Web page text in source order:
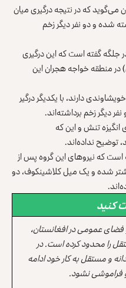
می‌گوید که در نتیجه درگیری میان
شده و دو نفر دیگر زخم
جلگه گفته است که این درگیری
امروز (دوشنبه، ۱۹ قوس) در منطقه خواجه هجران این
دارند، با یکدیگر درگیر
دیگر زخم برداشته‌اند.
انگیزه تنش و این که
توضیح نداده‌اند.
است که نیروهای این گروه پس از
شده و یک میل کلاشینکوف، دو
کنید
عمومی در افغانستان،
را محدود کرده است. در
و مستقل به کار خود ادامه
فراموشی نشود.